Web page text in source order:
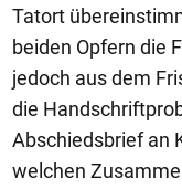
Tatort
beiden Opfern die
jedoch aus dem
die
Abschiedsbrief an
welchen